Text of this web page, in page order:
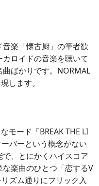
楽「懐古厨」の筆者歓
ロイドの音楽を聴いて
ばかりです。NORMAL
します。
モード「BREAK THE LI
バーという概念がない
、とにかくハイスコア
楽曲のひとつ「恋するV
ズム通りにフリック入